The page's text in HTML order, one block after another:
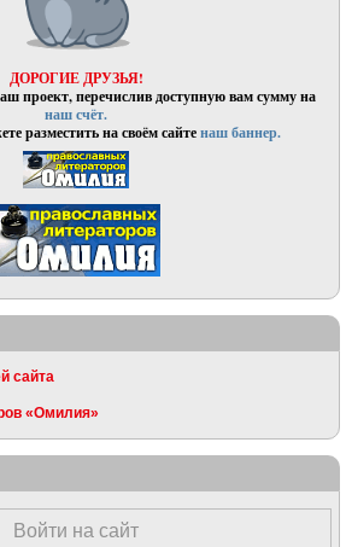
ДОРОГИЕ ДРУЗЬЯ!
проект, перечислив доступную вам сумму на
наш счёт.
разместить на своём сайтенаш баннер.
сайта
«Омилия»
Войти на сайт